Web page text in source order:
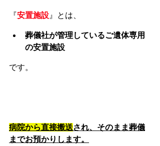
『安置施設 』とは、
葬儀社が管理しているご遺体専用
の安置施設
です。
病院から直接搬送され、そのまま葬儀
までお預かりします。